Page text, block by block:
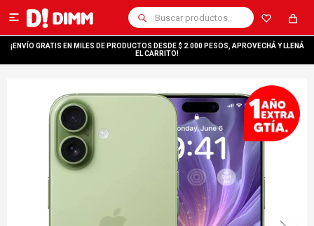

¡ENVÍO GRATIS EN MILES DE PRODUCTOS DESDE $ 2.000 PESOS, APROVECHÁ Y LLENÁ
EL CARRITO!